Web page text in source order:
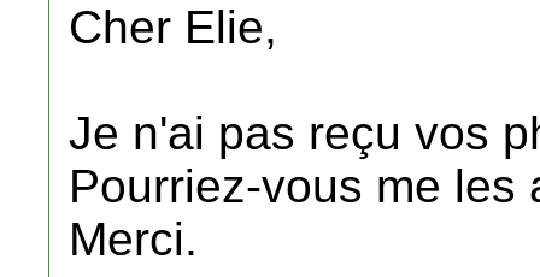
Cher Elie,
Je n'ai pas reçu vos
Pourriez-vous me les
Merci.